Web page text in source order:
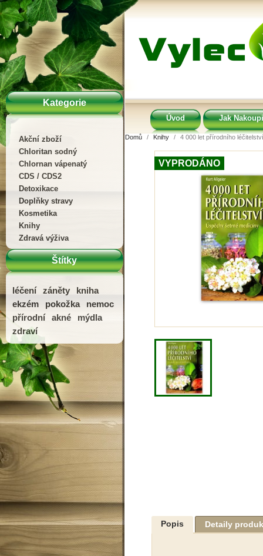
Kategorie
Akční zboží
Chloritan sodný
Chlornan vápenatý
CDS / CDS2
Detoxikace
Doplňky stravy
Kosmetika
Knihy
Zdravá výživa
Štítky
léčení záněty
kniha
ekzém
pokožka
nemoc
přírodní
akné
mýdla
zdraví
Úvod Jak
Domů Knihy 4 000 let přírodního léčitelství
VYPRODÁNO
Popis Detaily